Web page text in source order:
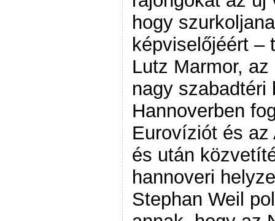
hogy
képviselőjéért –
Lutz Marmor,
nagy szabadtéri
Hannoverben
Eurovíziót és az
és után
hannoveri
Stephan Weil